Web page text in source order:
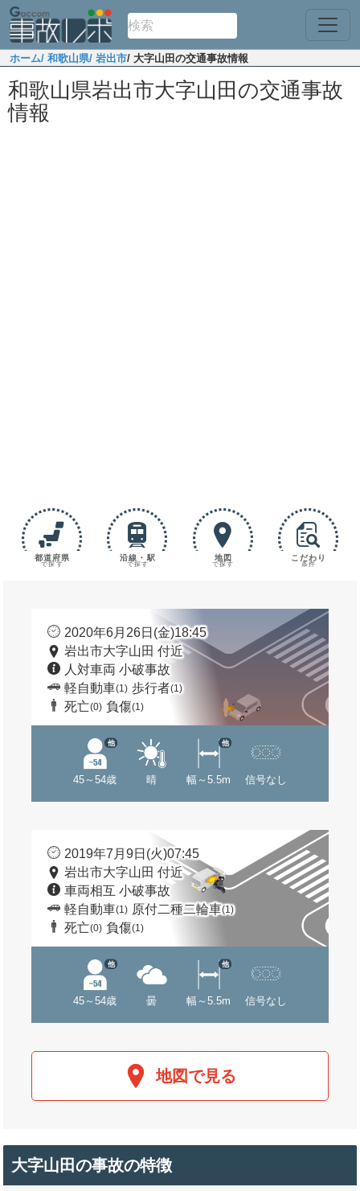
ホーム/ 和歌山県/ 岩出市/ 大字山田の交通事故情報
和歌山県岩出市大字山田の交通事故
情報
都道府県
で探す
沿線・駅
で探す
地図
で探す
こだわり
条件
2020年6月26日(金)18:45
岩出市大字山田 付近
人対車両 小破事故
軽自動車(1) 歩行者(1)
死亡(0) 負傷(1)
45～54歳
他
晴 幅～5.5m
他
信号なし
2019年7月9日(火)07:45
岩出市大字山田 付近
車両相互 小破事故
軽自動車(1) 原付二種二輪車(1)
死亡(0) 負傷(1)
45～54歳
他
曇 幅～5.5m
他
信号なし
地図で見る
大字山田の事故の特徴